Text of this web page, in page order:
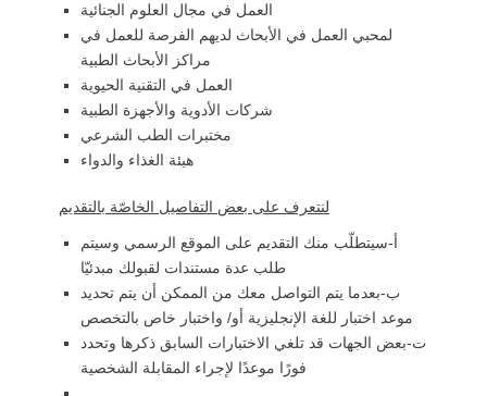
العمل في مجال العلوم الجنائية
لمحبي العمل في الأبحاث لديهم الفرصة للعمل في
مراكز الأبحاث الطبية
العمل في التقنية الحيوية
شركات الأدوية والأجهزة الطبية
مختبرات الطب الشرعي
هيئة الغذاء والدواء
لنتعرف على بعض التفاصيل الخاصّة بالتقديم
أ‌-سيتطلّب منك التقديم على الموقع الرسمي وسيتم
طلب عدة مستندات لقبولك مبدئيّا
ب‌-بعدما يتم التواصل معك من الممكن أن يتم تحديد
موعد اختبار للغة الإنجليزية أو/ واختبار خاص بالتخصص
ت‌-بعض الجهات قد تلغي الاختبارات السابق ذكرها وتحدد
فورًا موعدًا لإجراء المقابلة الشخصية